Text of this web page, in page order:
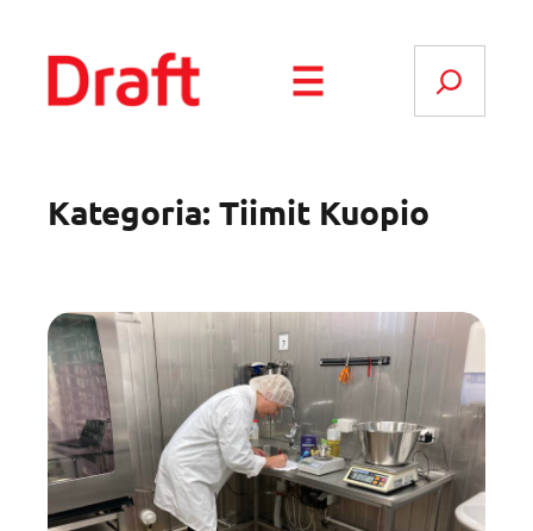
sisältöön
Kategoria: Tiimit Kuopio